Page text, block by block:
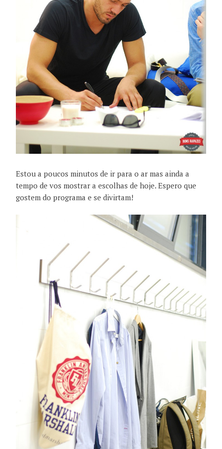
Estou a poucos minutos de ir para o ar mas ainda a
tempo de vos mostrar a escolhas de hoje. Espero que
gostem do programa e se divirtam!